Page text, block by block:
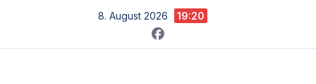
springen
8. August 2026 19:20